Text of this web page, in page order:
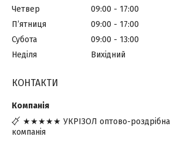
Четвер
09:00
17:00
Пʼятниця
09:00
17:00
Субота
09:00
13:00
Неділя
Вихідний
КОНТАКТИ
★★★★★ УКРІЗОЛ оптово-роздрібна
компанія